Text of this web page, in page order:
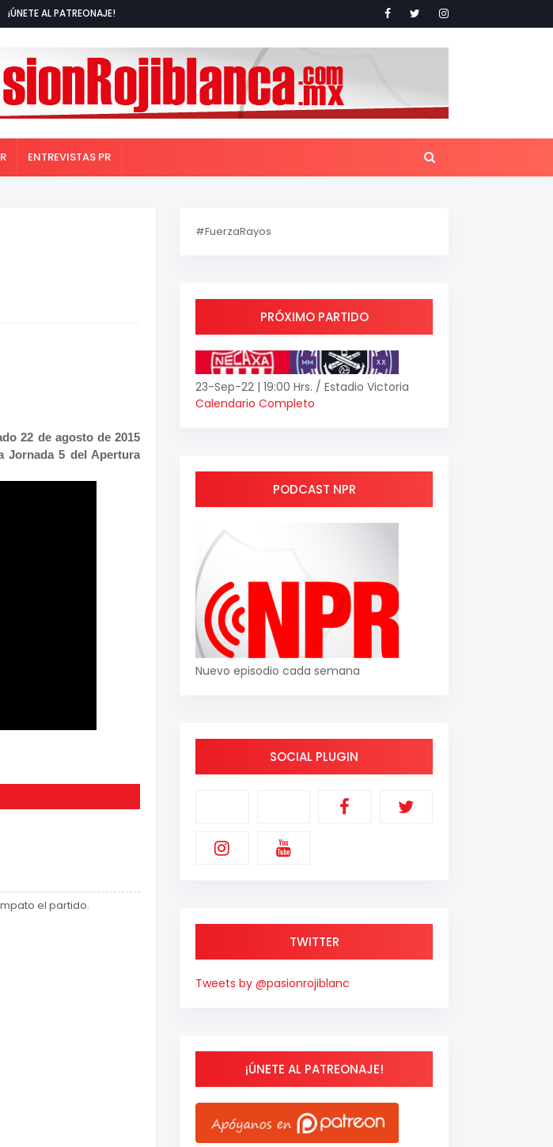
¡ÚNETE AL PATREONAJE!
ENTREVISTAS PR
22 de agosto de 2015
Jornada 5 del Apertura
el partido.
#FuerzaRayos
PRÓXIMO PARTIDO
23-Sep-22 | 19:00 Hrs. / Estadio Victoria
Calendario Completo
PODCAST NPR
Nuevo episodio cada semana
SOCIAL PLUGIN
TWITTER
Tweets by @pasionrojiblanc
¡ÚNETE AL PATREONAJE!